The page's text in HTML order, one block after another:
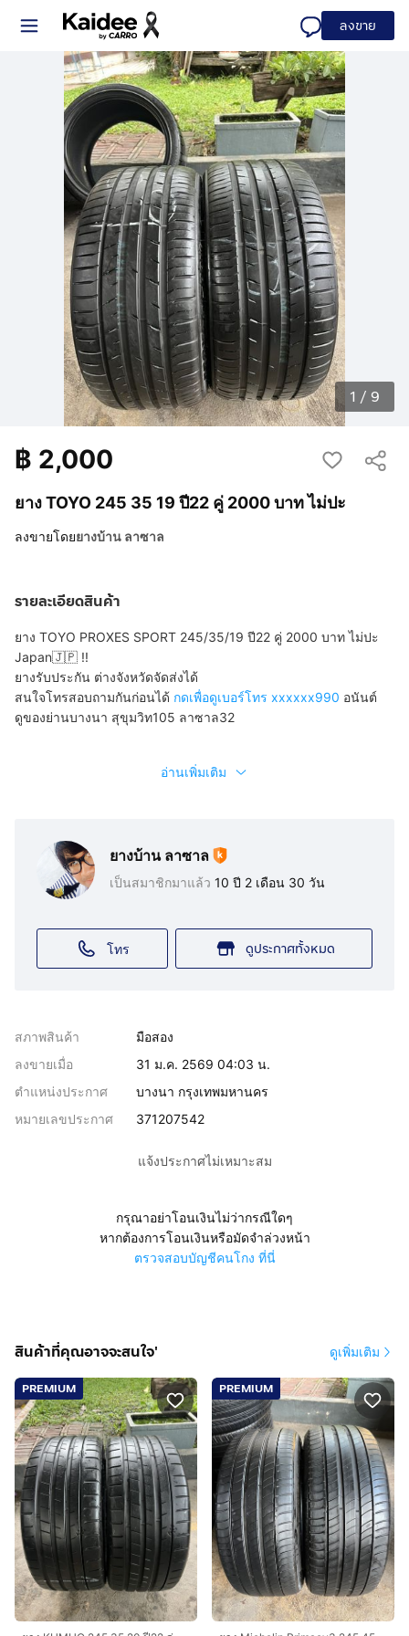
ลงขาย
1 / 9
ยาง TOYO 245 35 19 ปี22 คู่ 2000 บาท ไม่ปะ
฿ 2,000
ลงขายโดยยางบ้าน ลาซาล
รายละเอียดสินค้า
ยาง TOYO PROXES SPORT 245/35/19 ปี22 คู่ 2000 บาท ไม่ปะ
Japan🇯🇵 !!
ยางรับประกัน ต่างจังหวัดจัดส่งได้
สนใจโทรสอบถามกันก่อนได้ กดเพื่อดูเบอร์โทร xxxxxx990 อนันต์
ดูของย่านบางนา สุขุมวิท105 ลาซาล32
อ่านเพิ่มเติม
ยางบ้าน ลาซาล
เป็นสมาชิกมาแล้ว 10 ปี 2 เดือน 30 วัน
โทร ดูประกาศทั้งหมด
สภาพสินค้า
มือสอง
ลงขายเมื่อ
31 ม.ค. 2569 04:03 น.
ตำแหน่งประกาศ
บางนา กรุงเทพมหานคร
หมายเลขประกาศ
371207542
แจ้งประกาศไม่เหมาะสม
กรุณาอย่าโอนเงินไม่ว่ากรณีใดๆ
หากต้องการโอนเงินหรือมัดจำล่วงหน้า
ตรวจสอบบัญชีคนโกง ที่นี่
สินค้าที่คุณอาจจะสนใจ' ดูเพิ่มเติม
PREMIUM PREMIUM